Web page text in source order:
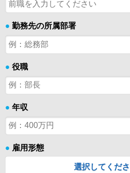
● 勤務先の所属部署
● 役職
● 年収
● 雇用形態
選択してくだ